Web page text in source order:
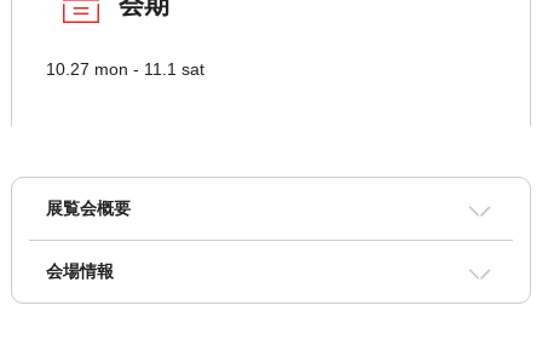
10.27 mon - 11.1 sat
展覧会概要
会場情報